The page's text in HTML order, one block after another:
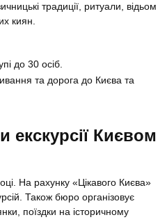
традиції, ритуали, відьом
киян.
до 30 осіб.
та дорога до Києва та
Києвом
На рахунку «Цікавого Києва»
Також бюро організовує
поїздки на історичному